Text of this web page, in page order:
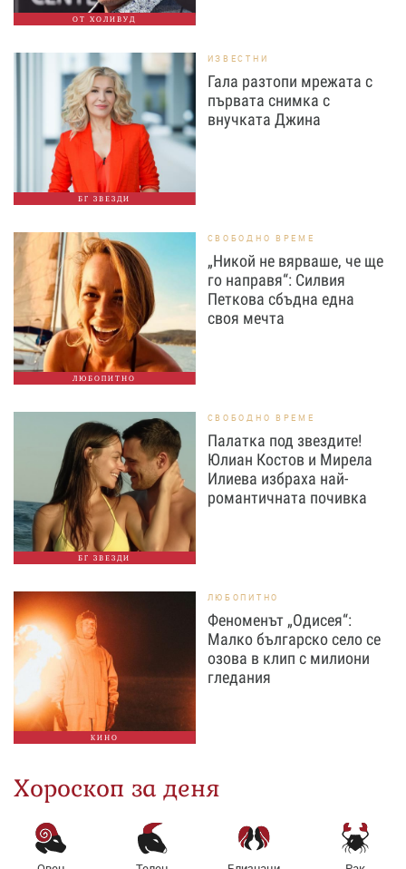
ОТ ХОЛИВУД
БГ ЗВЕЗДИ
ИЗВЕСТНИ
Гала разтопи мрежата с
първата снимка с
внучката Джина
ЛЮБОПИТНО
СВОБОДНО ВРЕМЕ
„Никой не вярваше, че ще
го направя“: Силвия
Петкова сбъдна една
своя мечта
БГ ЗВЕЗДИ
СВОБОДНО ВРЕМЕ
Палатка под звездите!
Юлиан Костов и Мирела
Илиева избраха най-
романтичната почивка
КИНО
ЛЮБОПИТНО
Феноменът „Одисея“:
Малко българско село се
озова в клип с милиони
гледания
Хороскоп за деня